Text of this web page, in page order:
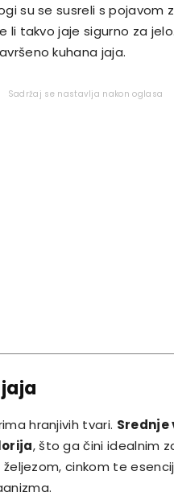
su se susreli s pojavom
li takvo jaje sigurno za
kuhana jaja.
Sadržaj se nastavlja nakon oglasa
hranjivih tvari. Srednje
, što ga čini idealnim
željezom, cinkom te